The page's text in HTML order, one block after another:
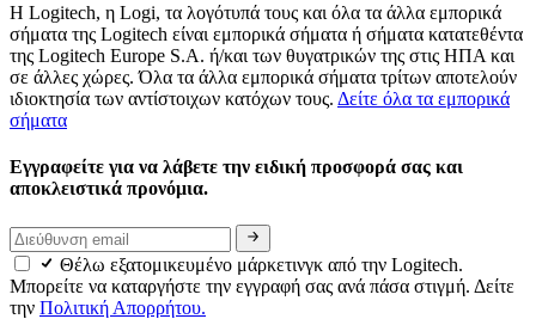
Η Logitech, η Logi, τα λογότυπά τους και όλα τα άλλα εμπορικά
σήματα της Logitech είναι εμπορικά σήματα ή σήματα κατατεθέντα
της Logitech Europe S.A. ή/και των θυγατρικών της στις ΗΠΑ και
σε άλλες χώρες. Όλα τα άλλα εμπορικά σήματα τρίτων αποτελούν
ιδιοκτησία των αντίστοιχων κατόχων τους. Δείτε όλα τα εμπορικά
σήματα
Εγγραφείτε για να λάβετε την ειδική προσφορά σας και
αποκλειστικά προνόμια.
Θέλω εξατομικευμένο μάρκετινγκ από την Logitech.
Μπορείτε να καταργήστε την εγγραφή σας ανά πάσα στιγμή. Δείτε
την Πολιτική Απορρήτου.